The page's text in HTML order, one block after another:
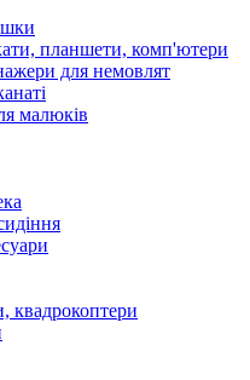
планшети, комп'ютери
для немовлят
малюків
квадрокоптери